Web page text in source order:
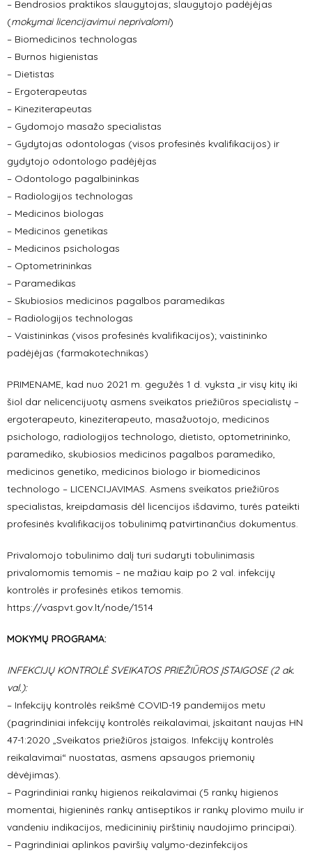
– Bendrosios praktikos slaugytojas; slaugytojo padėjėjas
(mokymai licencijavimui neprivalomi)
– Biomedicinos technologas
– Burnos higienistas
– Dietistas
– Ergoterapeutas
– Kineziterapeutas
– Gydomojo masažo specialistas
– Gydytojas odontologas (visos profesinės kvalifikacijos) ir
gydytojo odontologo padėjėjas
– Odontologo pagalbininkas
– Radiologijos technologas
– Medicinos biologas
– Medicinos genetikas
– Medicinos psichologas
– Optometrininkas
– Paramedikas
– Skubiosios medicinos pagalbos paramedikas
– Radiologijos technologas
– Vaistininkas (visos profesinės kvalifikacijos); vaistininko
padėjėjas (farmakotechnikas)
PRIMENAME, kad nuo 2021 m. gegužės 1 d. vyksta „ir visų kitų iki
šiol dar nelicencijuotų asmens sveikatos priežiūros specialistų –
ergoterapeuto, kineziterapeuto, masažuotojo, medicinos
psichologo, radiologijos technologo, dietisto, optometrininko,
paramediko, skubiosios medicinos pagalbos paramediko,
medicinos genetiko, medicinos biologo ir biomedicinos
technologo – LICENCIJAVIMAS. Asmens sveikatos priežiūros
specialistas, kreipdamasis dėl licencijos išdavimo, turės pateikti
profesinės kvalifikacijos tobulinimą patvirtinančius dokumentus.
Privalomojo tobulinimo dalį turi sudaryti tobulinimasis
privalomomis temomis – ne mažiau kaip po 2 val. infekcijų
kontrolės ir profesinės etikos temomis.
https://vaspvt.gov.lt/node/1514
MOKYMŲ PROGRAMA:
INFEKCIJŲ KONTROLĖ SVEIKATOS PRIEŽIŪROS ĮSTAIGOSE (2 ak.
val.):
– Infekcijų kontrolės reikšmė COVID-19 pandemijos metu
(pagrindiniai infekcijų kontrolės reikalavimai, įskaitant naujas HN
47-1:2020 „Sveikatos priežiūros įstaigos. Infekcijų kontrolės
reikalavimai“ nuostatas, asmens apsaugos priemonių
dėvėjimas).
– Pagrindiniai rankų higienos reikalavimai (5 rankų higienos
momentai, higieninės rankų antiseptikos ir rankų plovimo muilu ir
vandeniu indikacijos, medicininių pirštinių naudojimo principai).
– Pagrindiniai aplinkos paviršių valymo-dezinfekcijos